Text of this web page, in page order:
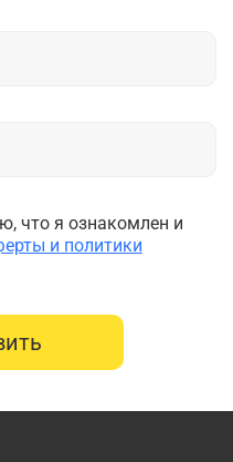
что я ознакомлен и
и политики